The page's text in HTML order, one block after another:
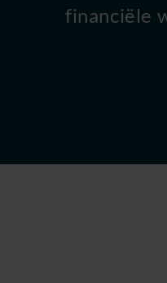
financiële